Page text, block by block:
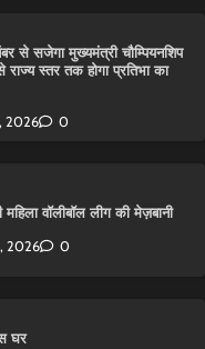
से सजेगा मुख्यमंत्री चौम्पियनशिप
स्तर तक होगा प्रतिभा का
2026 0
वॉलीबॉल लीग की मेज़बानी
2026 0
घर